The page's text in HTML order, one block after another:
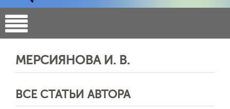
МЕРСИЯНОВА И. В.
ВСЕ СТАТЬИ АВТОРА